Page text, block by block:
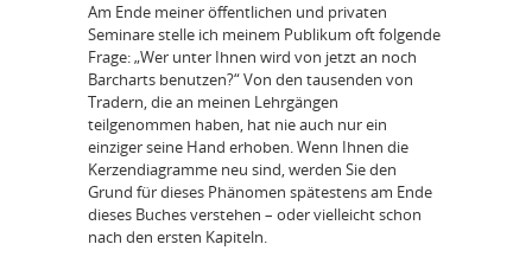
Am Ende meiner öffentlichen und privaten
Seminare stelle ich meinem Publikum oft folgende
Frage: „Wer unter Ihnen wird von jetzt an noch
Barcharts benutzen?“ Von den tausenden von
Tradern, die an meinen Lehrgängen
teilgenommen haben, hat nie auch nur ein
einziger seine Hand erhoben. Wenn Ihnen die
Kerzendiagramme neu sind, werden Sie den
Grund für dieses Phänomen spätestens am Ende
dieses Buches verstehen – oder vielleicht schon
nach den ersten Kapiteln.